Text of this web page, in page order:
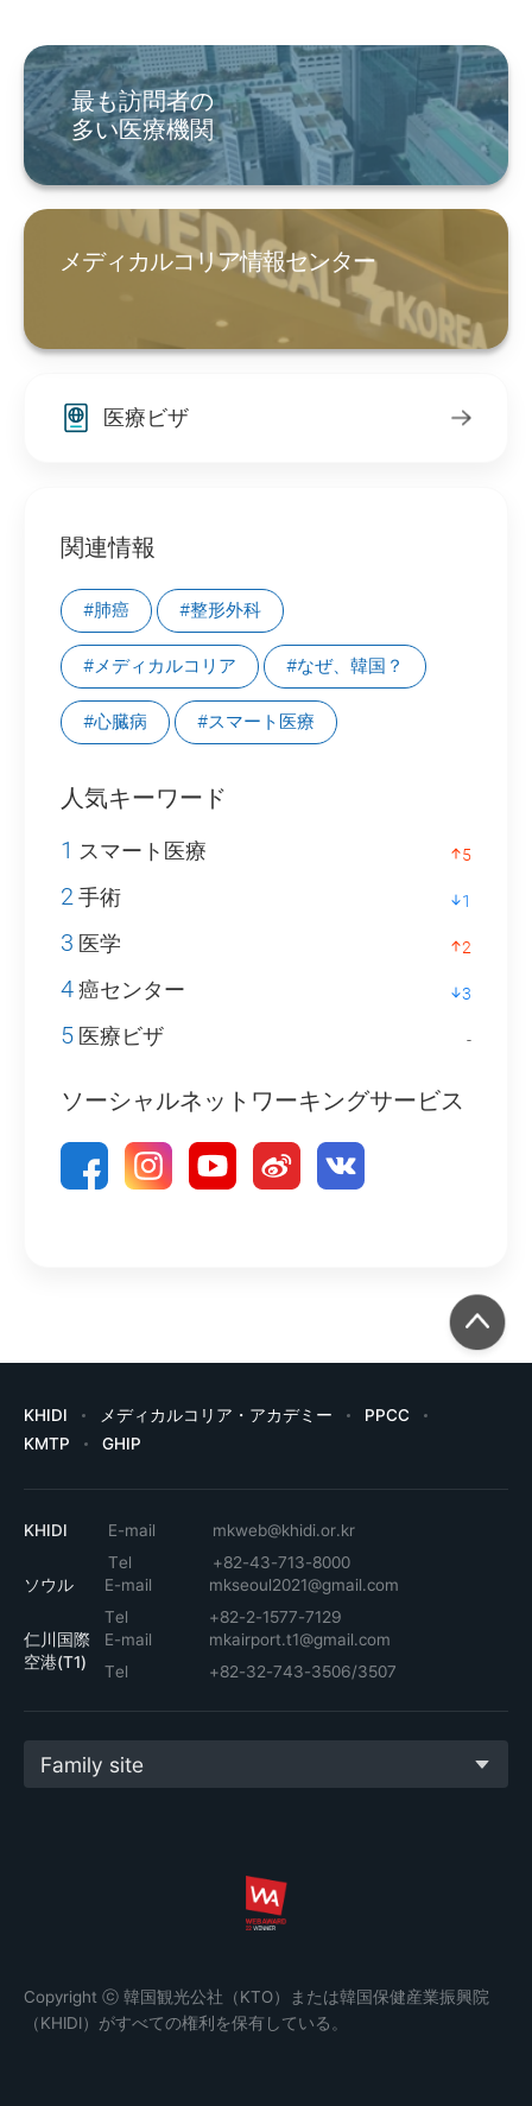
最も訪問者の
多い医療機関
メディカルコリア情報センター
医療ビザ
関連情報
#肺癌 #整形外科
#メディカルコリア #なぜ、韓国？
#心臓病 #スマート医療
人気キーワード
1 スマート医療 5
2手術 1
3 医学 2
4癌センター 3
5 医療ビザ -
ソーシャルネットワーキングサービス
KHIDI メディカルコリア・アカデミー
PPCC
KMTP
GHIP
KHIDI E-mail
mkweb@khidi.or.kr
Tel
+82-43-713-8000
ソウル
E-mail
mkseoul2021@gmail.com
Tel
+82-2-1577-7129
仁川国際
空港(T1)
E-mail
mkairport.t1@gmail.com
Tel
+82-32-743-3506/3507
Family site
Copyright ⓒ 韓国観光公社（KTO）または韓国保健産業振興院
（KHIDI）がすべての権利を保有している。